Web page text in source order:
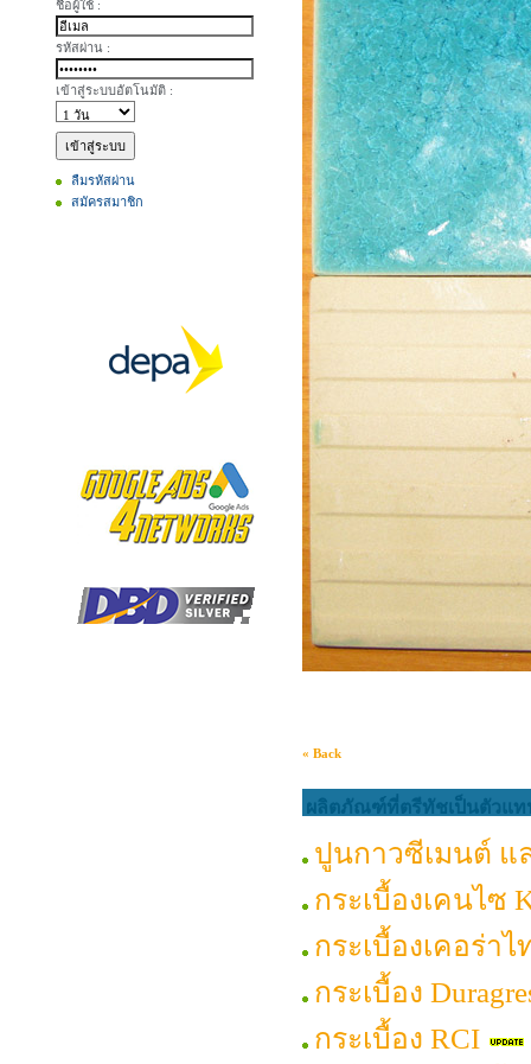
ชื่อผู้ใช้ :
รหัสผ่าน :
เข้าสู่ระบบอัตโนมัติ :
ลืมรหัสผ่าน
สมัครสมาชิก
« Back
ผลิตภัณฑ์ที่ตรีทัชเป็นตัวแท
ปูนกาวซีเมนต์ แ
กระเบื้องเคนไซ
กระเบื้องเคอร่าไ
กระเบื้อง
กระเบื้อง RCI